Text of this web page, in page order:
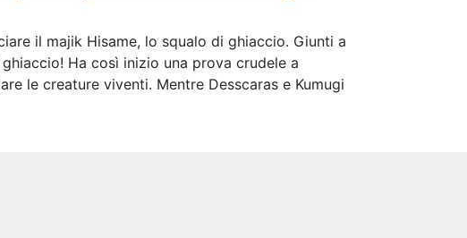
il majik Hisame, lo squalo di ghiaccio. Giunti a
Ha così inizio una prova crudele a
le creature viventi. Mentre Desscaras e Kumugi